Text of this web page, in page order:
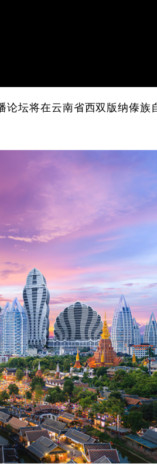
坛将在云南省西双版纳傣族